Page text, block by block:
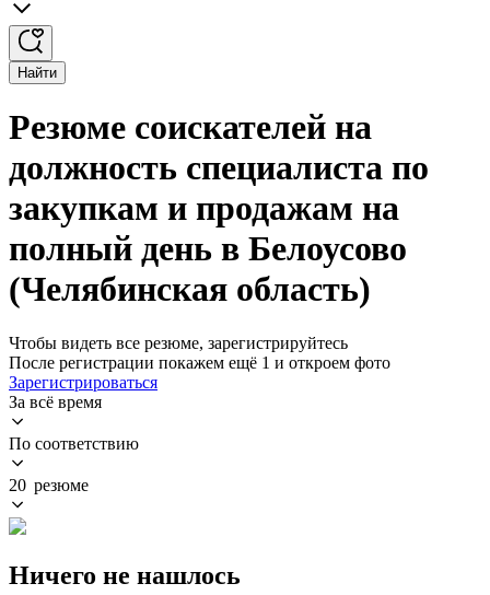
Найти
Резюме соискателей на
должность специалиста по
закупкам и продажам на
полный день в Белоусово
(Челябинская область)
Чтобы видеть все резюме, зарегистрируйтесь
После регистрации покажем ещё 1 и откроем фото
Зарегистрироваться
За всё время
По соответствию
20 резюме
Ничего не нашлось